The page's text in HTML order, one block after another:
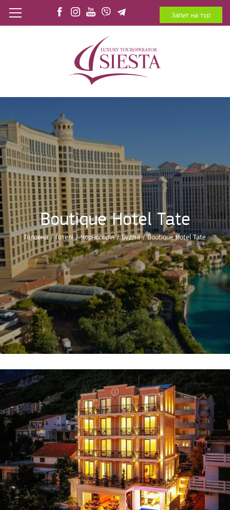
Запит на тур
Boutique Hotel Tate
Головна / Готелі / Чорногорія / Будва / Boutique Hotel Tate